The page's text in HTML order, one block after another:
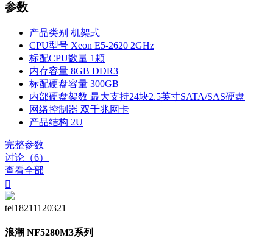
参数
产品类别 机架式
CPU型号 Xeon E5-2620 2GHz
标配CPU数量 1颗
内存容量 8GB DDR3
标配硬盘容量 300GB
内部硬盘架数 最大支持24块2.5英寸SATA/SAS硬盘
网络控制器 双千兆网卡
产品结构 2U
完整参数
讨论（6）
查看全部

tel18211120321
浪潮 NF5280M3系列